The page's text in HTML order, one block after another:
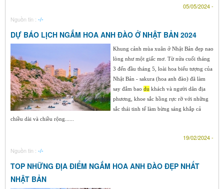
05/05/2024 -
Nguồn tin : -/-
DỰ BÁO LỊCH NGẮM HOA ANH ĐÀO Ở NHẬT BẢN 2024
Khung cảnh mùa xuân ở Nhật Bản đẹp nao
lòng như một giấc mơ. Từ nửa cuối tháng
3 đến đầu tháng 5, loài hoa biểu tượng của
Nhật Bản - sakura (hoa anh đào) đã làm
say đắm bao du khách và người dân địa
phương, khoe sắc hồng rực rỡ với những
sắc thái tinh tế làm bừng sáng khắp cả
chiều dài và chiều rộng......
19/02/2024 -
Nguồn tin : -/-
TOP NHỮNG ĐỊA ĐIỂM NGẮM HOA ANH ĐÀO ĐẸP NHẤT
NHẬT BẢN